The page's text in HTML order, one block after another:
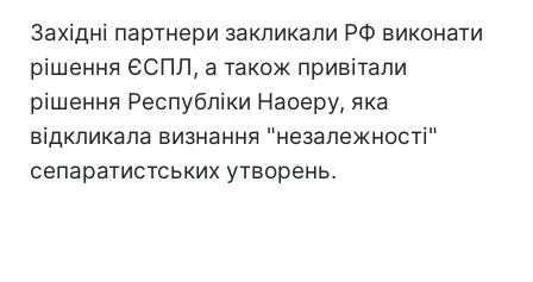
Західні партнери закликали РФ виконати
рішення ЄСПЛ, а також привітали
рішення Республіки Наоеру, яка
відкликала визнання "незалежності"
сепаратистських утворень.